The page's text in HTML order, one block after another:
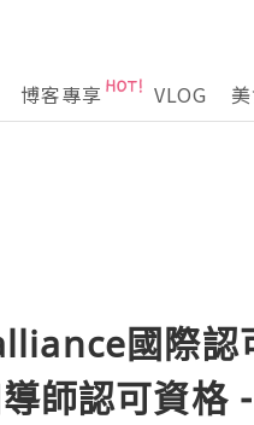
博客專享 VLOG
國際認
師認可資格